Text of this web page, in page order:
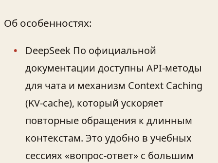
Об особенностях:
DeepSeek По официальной
документации доступны API‑методы
для чата и механизм Context Caching
(KV‑cache), который ускоряет
повторные обращения к длинным
контекстам. Это удобно в учебных
сессиях «вопрос‑ответ» с большим